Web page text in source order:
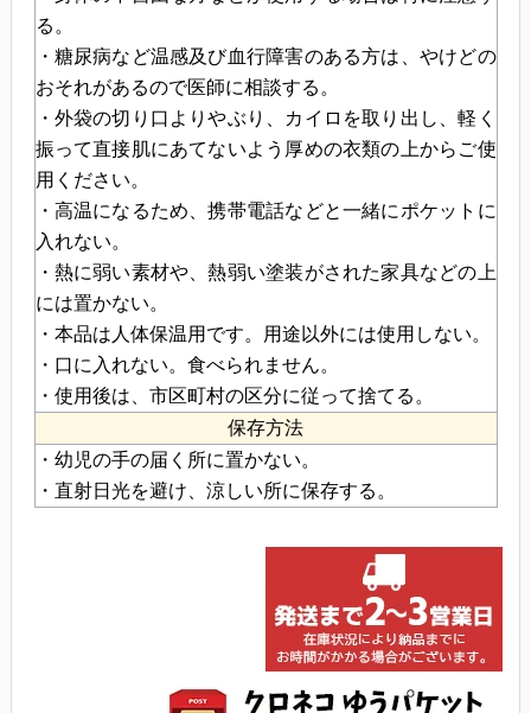
る。
・糖尿病など温感及び血行障害のある方は、やけどの
おそれがあるので医師に相談する。
・外袋の切り口よりやぶり、カイロを取り出し、軽く
振って直接肌にあてないよう厚めの衣類の上からご使
用ください。
・高温になるため、携帯電話などと一緒にポケットに
入れない。
・熱に弱い素材や、熱弱い塗装がされた家具などの上
には置かない。
・本品は人体保温用です。用途以外には使用しない。
・口に入れない。食べられません。
・使用後は、市区町村の区分に従って捨てる。
保存方法
・幼児の手の届く所に置かない。
・直射日光を避け、涼しい所に保存する。